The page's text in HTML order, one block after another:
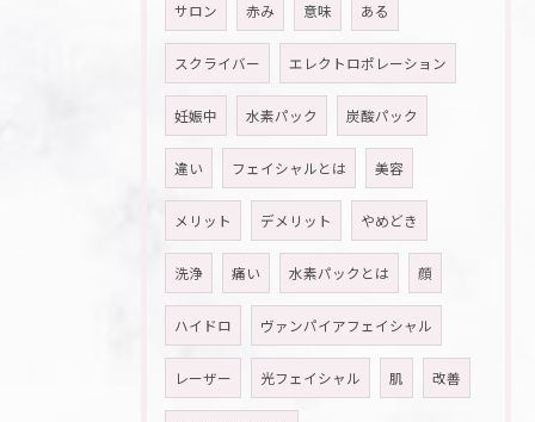
サロン 赤み 意味 ある
スクライバー エレクトロポレーション
妊娠中 水素パック 炭酸パック
違い フェイシャルとは 美容
メリット デメリット やめどき
洗浄 痛い 水素パックとは 顔
ハイドロ ヴァンパイアフェイシャル
レーザー 光フェイシャル 肌 改善